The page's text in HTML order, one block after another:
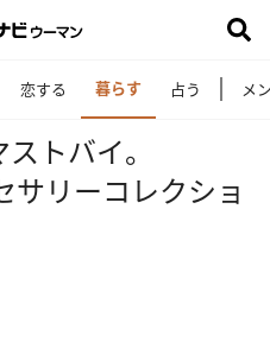
恋する 暮らす 占う メ
トバイ。
サリーコレクショ